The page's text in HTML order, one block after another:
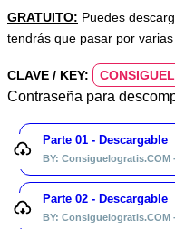
GRATUITO: Puedes
tendrás que pasar por
CLAVE / KEY:
Contraseña para
Parte 01 - Descargable
BY: Consiguelogratis.COM
Parte 02 - Descargable
BY: Consiguelogratis.COM